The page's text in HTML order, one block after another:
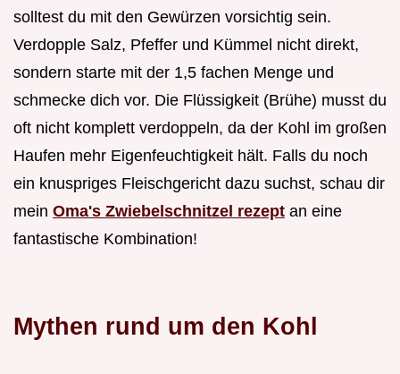
solltest du mit den Gewürzen vorsichtig sein.
Verdopple Salz, Pfeffer und Kümmel nicht direkt,
sondern starte mit der 1,5 fachen Menge und
schmecke dich vor. Die Flüssigkeit (Brühe) musst du
oft nicht komplett verdoppeln, da der Kohl im großen
Haufen mehr Eigenfeuchtigkeit hält. Falls du noch
ein knuspriges Fleischgericht dazu suchst, schau dir
mein Oma's Zwiebelschnitzel rezept an eine
fantastische Kombination!
Mythen rund um den Kohl